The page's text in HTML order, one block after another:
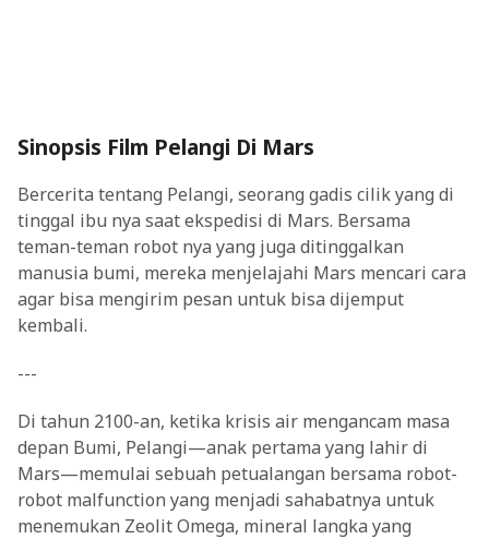
Sinopsis Film Pelangi Di Mars
Bercerita tentang Pelangi, seorang gadis cilik yang di
tinggal ibu nya saat ekspedisi di Mars. Bersama
teman-teman robot nya yang juga ditinggalkan
manusia bumi, mereka menjelajahi Mars mencari cara
agar bisa mengirim pesan untuk bisa dijemput
kembali.
---
Di tahun 2100-an, ketika krisis air mengancam masa
depan Bumi, Pelangi—anak pertama yang lahir di
Mars—memulai sebuah petualangan bersama robot-
robot malfunction yang menjadi sahabatnya untuk
menemukan Zeolit Omega, mineral langka yang